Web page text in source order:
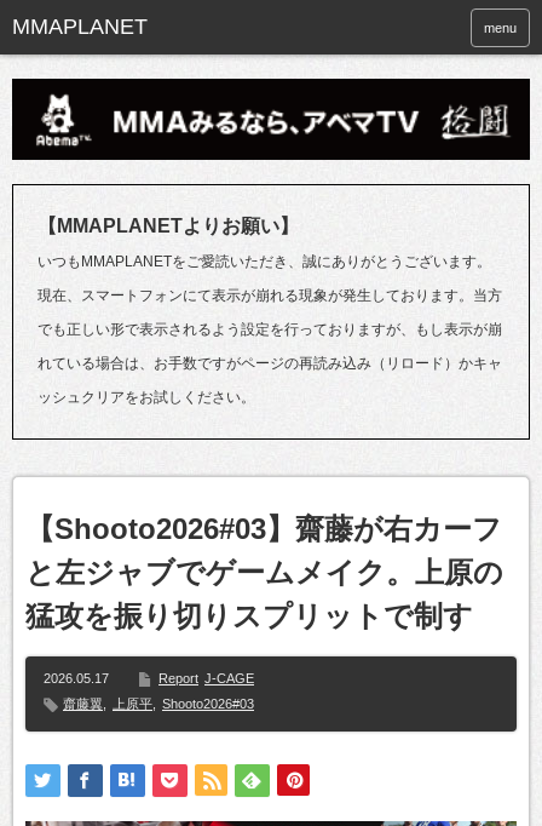
menu
【MMAPLANETよりお願い】
いつもMMAPLANETをご愛読いただき、誠にありがとうございます。
現在、スマートフォンにて表示が崩れる現象が発生しております。当方
でも正しい形で表示されるよう設定を行っておりますが、もし表示が崩
れている場合は、お手数ですがページの再読み込み（リロード）かキャ
ッシュクリアをお試しください。
【Shooto2026#03】齋藤が右カーフ
と左ジャブでゲームメイク。上原の
猛攻を振り切りスプリットで制す
2026.05.17 Report J-CAGE
齋藤翼
上原平 Shooto2026#03